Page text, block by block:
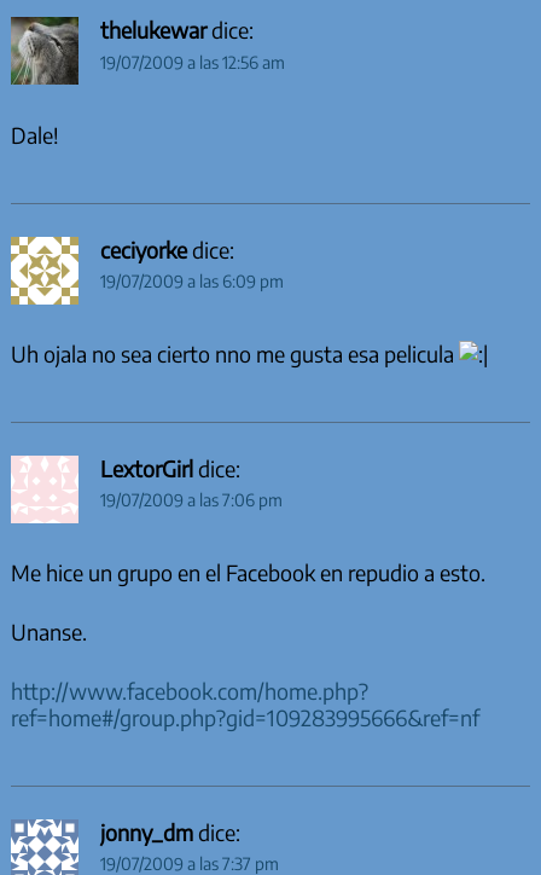
thelukewardice:
19/07/2009 a las 12:56 am
Dale!
ceciyorkedice:
19/07/2009 a las 6:09 pm
Uh ojala no sea cierto nno me gusta esa pelicula
LextorGirl dice:
19/07/2009 a las 7:06 pm
Me hice un grupo en el Facebook en repudio a esto.
Unanse.
http://www.facebook.com/home.php?
ref=home#/group.php?gid=109283995666&ref=nf
jonny_dmdice:
19/07/2009 a las 7:37 pm